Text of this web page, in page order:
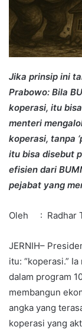
Jika prinsip ini
Prabowo: Bila
koperasi, itu
menteri
koperasi, tanpa
itu bisa disebut
efisien dari
pejabat yang
Oleh : Radhar
JERNIH–
itu: “koperasi.”
dalam program
membangun
angka yang
koperasi yang